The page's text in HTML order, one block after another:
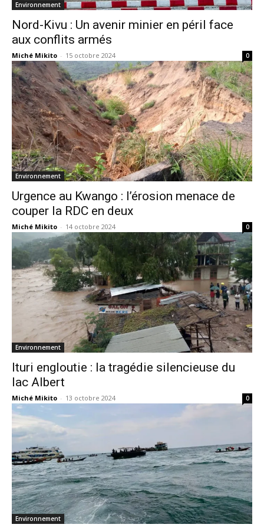
Environnement
Nord-Kivu : Un avenir minier en péril face
aux conflits armés
Miché Mikito - 15 octobre 2024 0
Environnement
Urgence au Kwango : l’érosion menace de
couper la RDC en deux
Miché Mikito - 14 octobre 2024 0
Environnement
Ituri engloutie : la tragédie silencieuse du
lac Albert
Miché Mikito - 13 octobre 2024 0
Environnement